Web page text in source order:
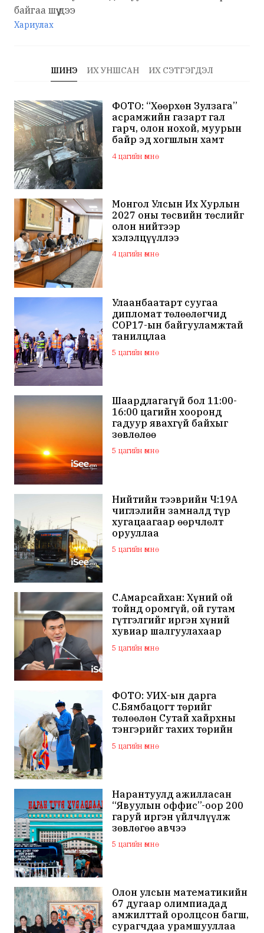
байгаа шүү дээ
Хариулах
ШИНЭ ИХ УНШСАН ИХ СЭТГЭГДЭЛ
ФОТО: “Хөөрхөн Зулзага”
асрамжийн газарт гал
гарч, олон нохой, муурын
байр эд хогшлын хамт
шатжээ
4 цагийн өмнө
Монгол Улсын Их Хурлын
2027 оны төсвийн төслийг
олон нийтээр
хэлэлцүүллээ
4 цагийн өмнө
Улаанбаатарт суугаа
дипломат төлөөлөгчид
COP17-ын байгууламжтай
танилцлаа
5 цагийн өмнө
Шаардлагагүй бол 11:00-
16:00 цагийн хооронд
гадуур явахгүй байхыг
зөвлөлөө
5 цагийн өмнө
Нийтийн тээврийн Ч:19А
чиглэлийн замналд түр
хугацаагаар өөрчлөлт
орууллаа
5 цагийн өмнө
С.Амарсайхан: Хүний ой
тойнд оромгүй, ой гутам
гүтгэлгийг иргэн хүний
хувиар шалгуулахаар
хуулийн байгууллагад
хандсан
5 цагийн өмнө
ФОТО: УИХ-ын дарга
С.Бямбацогт төрийг
төлөөлөн Сутай хайрхны
тэнгэрийг тахих төрийн
тахилгад оролцлоо
5 цагийн өмнө
Нарантуулд ажилласан
“Явуулын оффис”-оор 200
гаруй иргэн үйлчлүүлж
зөвлөгөө авчээ
5 цагийн өмнө
Олон улсын математикийн
67 дугаар олимпиадад
амжилттай оролцсон багш,
сурагчдаа урамшууллаа